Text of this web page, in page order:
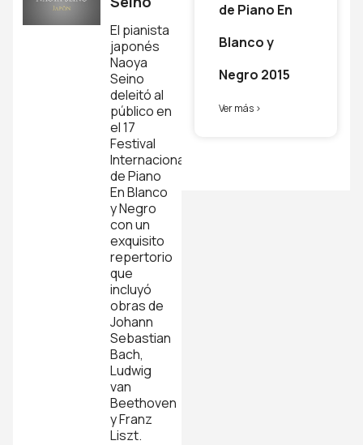
El pianista
japonés
Naoya
Seino
deleitó al
público en
el 17
Festival
Internacional
de Piano
En Blanco
y Negro
con un
exquisito
repertorio
que
incluyó
obras de
Johann
Sebastian
Bach,
Ludwig
van
Beethoven
y Franz
Liszt.
de Piano En
Blanco y
Negro 2015
Ver más >